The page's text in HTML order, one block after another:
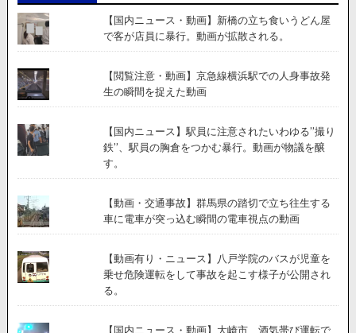
【国内ニュース・動画】新橋の立ち食いうどん屋
で客が店員に暴行。動画が拡散される。
【閲覧注意・動画】京急線横浜駅での人身事故発
生の瞬間を捉えた動画
【国内ニュース】駅員に注意されたいわゆる”撮り
鉄”、駅員の胸倉をつかむ暴行。動画が物議を醸
す。
【動画・交通事故】群馬県の踏切で立ち往生する
車に電車が突っ込む瞬間の電車視点の動画
【動画有り・ニュース】八戸学院のバスが児童を
乗せ危険運転をして事故を起こす様子が公開され
る。
【国内ニュース・動画】大崎市、酒気帯び運転で